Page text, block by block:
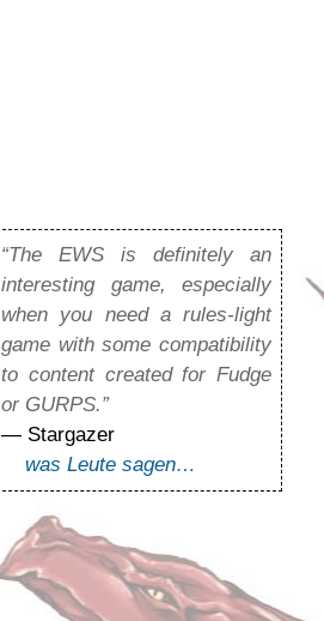
“The EWS is definitely an
interesting game, especially
when you need a rules-light
game with some compatibility
to content created for Fudge
or GURPS.”
— Stargazer
was Leute sagen…